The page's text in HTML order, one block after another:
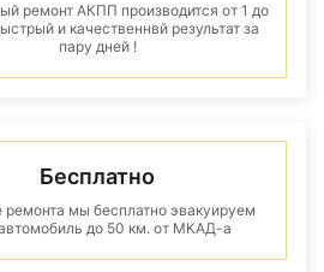
ремонт АКПП производится от 1 до
и качественнвй результат за
пару дней !
Бесплатно
ремонта мы бесплатно эвакуируем
до 50 км. от МКАД-а